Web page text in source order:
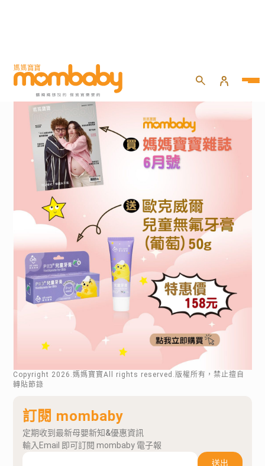
Copyright 2026 .媽媽寶寶All rights reserved.版權所有，禁止擅自
轉貼節錄
訂閱 mombaby
定期收到最新母嬰新知&優惠資訊
輸入Email 即可訂閱 mombaby 電子報
送出